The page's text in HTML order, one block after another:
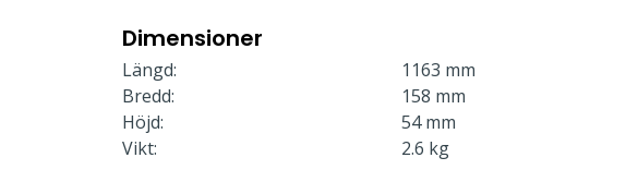
Dimensioner
Längd:
1163 mm
Bredd:
158 mm
Höjd:
54 mm
Vikt:
2.6 kg